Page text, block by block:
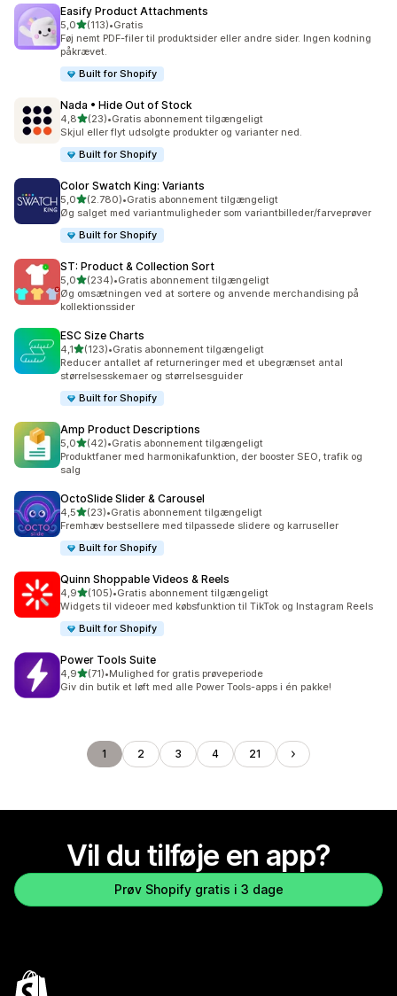
Easify Product Attachments
5,0ud af 5 stjerner
(113)
113 anmeldelser i alt
•Gratis
Føj nemt PDF-filer til produktsider eller andre sider. Ingen kodning
påkrævet.
Built for Shopify
Nada • Hide Out of Stock
4,8ud af 5 stjerner
(23)
23 anmeldelser i alt
•Gratis abonnement tilgængeligt
Skjul eller flyt udsolgte produkter og varianter ned.
Built for Shopify
Color Swatch King: Variants
5,0ud af 5 stjerner
(2.780)
2780 anmeldelser i alt
•Gratis abonnement tilgængeligt
Øg salget med variantmuligheder som variantbilleder/farveprøver
Built for Shopify
ST: Product & Collection Sort
5,0ud af 5 stjerner
(234)
234 anmeldelser i alt
•Gratis abonnement tilgængeligt
Øg omsætningen ved at sortere og anvende merchandising på
kollektionssider
ESC Size Charts
4,1ud af 5 stjerner
(123)
123 anmeldelser i alt
•Gratis abonnement tilgængeligt
Reducer antallet af returneringer med et ubegrænset antal
størrelsesskemaer og størrelsesguider
Built for Shopify
Amp Product Descriptions
5,0ud af 5 stjerner
(42)
42 anmeldelser i alt
•Gratis abonnement tilgængeligt
Produktfaner med harmonikafunktion, der booster SEO, trafik og
salg
OctoSlide Slider & Carousel
4,5ud af 5 stjerner
(23)
23 anmeldelser i alt
•Gratis abonnement tilgængeligt
Fremhæv bestsellere med tilpassede slidere og karruseller
Built for Shopify
Quinn Shoppable Videos & Reels
4,9ud af 5 stjerner
(105)
105 anmeldelser i alt
•Gratis abonnement tilgængeligt
Widgets til videoer med købsfunktion til TikTok og Instagram Reels
Built for Shopify
Power Tools Suite
4,9ud af 5 stjerner
(71)
71 anmeldelser i alt
•Mulighed for gratis prøveperiode
Giv din butik et løft med alle Power Tools-apps i én pakke!
1 2 3 4 21
Vil du tilføje en app?
Prøv Shopify gratis i 3 dage